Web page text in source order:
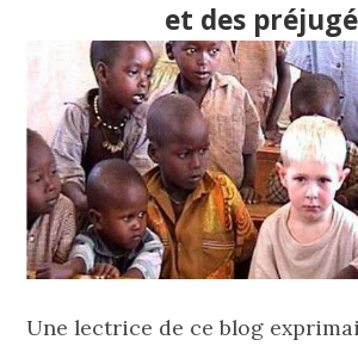
et des
Une lectrice de ce blog